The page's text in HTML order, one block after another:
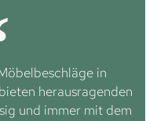
in
herausragenden
und immer mit dem